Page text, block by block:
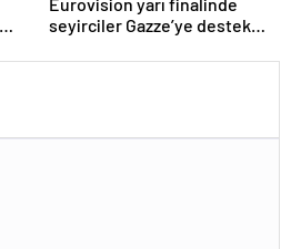
seyirciler Gazze’ye destek